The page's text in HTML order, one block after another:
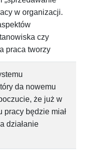
w organizacji.
czy
praca tworzy
da nowemu
że już w
pracy będzie miał
działanie